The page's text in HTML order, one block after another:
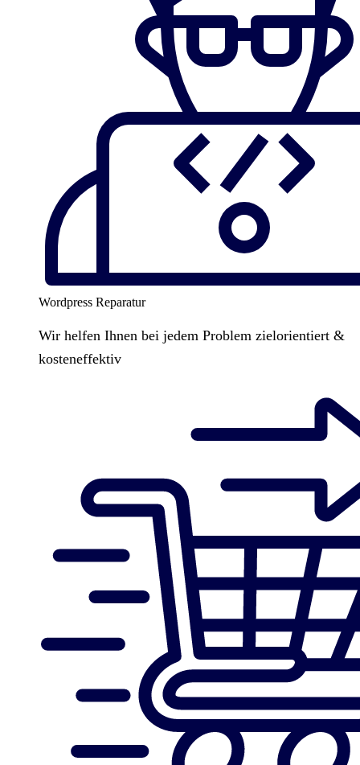
Wordpress Reparatur
Wir helfen Ihnen bei jedem Problem zielorientiert &
kosteneffektiv